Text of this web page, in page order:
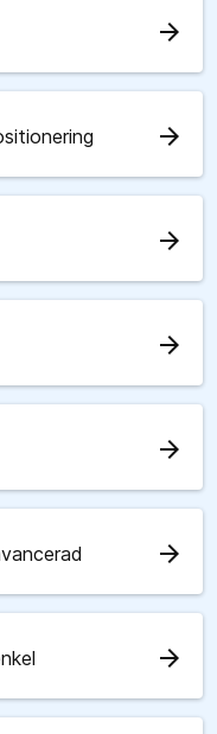
arrow_forward
arrow_forward
arrow_forward
arrow_forward
arrow_forward
arrow_forward
arrow_forward